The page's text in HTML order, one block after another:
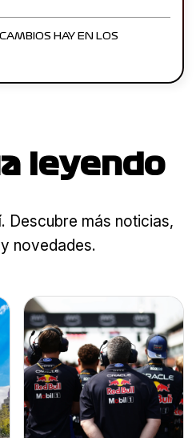
HAY EN LOS
leyendo
Descubre más noticias,
novedades.